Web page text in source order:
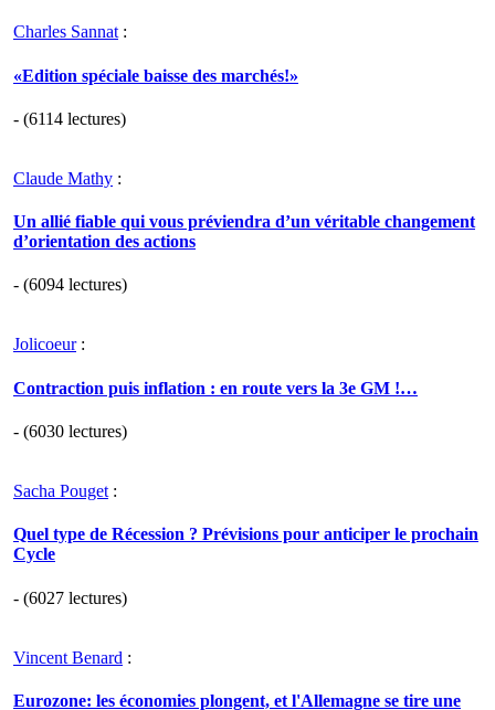
Charles Sannat :
«Edition spéciale baisse des marchés!»
- (6114 lectures)
Claude Mathy :
Un allié fiable qui vous préviendra d’un véritable changement
d’orientation des actions
- (6094 lectures)
Jolicoeur:
Contraction puis inflation : en route vers la 3e GM !…
- (6030 lectures)
Sacha Pouget :
Quel type de Récession ? Prévisions pour anticiper le prochain
Cycle
- (6027 lectures)
Vincent Benard :
Eurozone: les économies plongent, et l'Allemagne se tire une